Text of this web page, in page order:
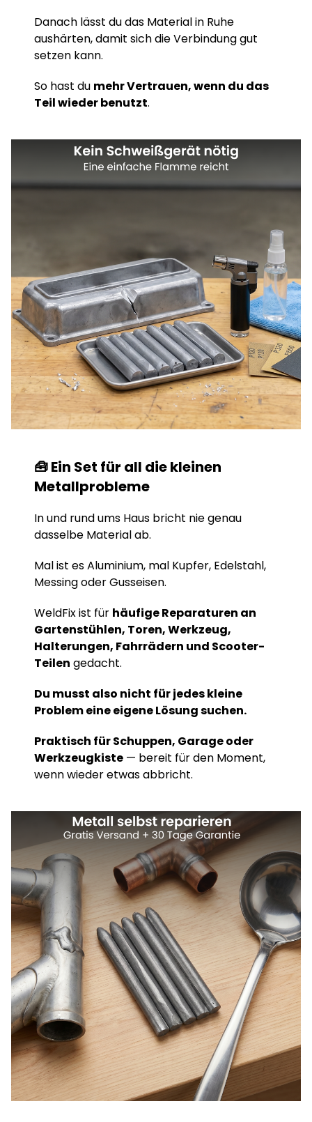
Danach lässt du das Material in Ruhe
aushärten, damit sich die Verbindung gut
setzen kann.
So hast du mehr Vertrauen, wenn du das
Teil wieder benutzt.
🧰 Ein Set für all die kleinen
Metallprobleme
In und rund ums Haus bricht nie genau
dasselbe Material ab.
Mal ist es Aluminium, mal Kupfer, Edelstahl,
Messing oder Gusseisen.
WeldFix ist für häufige Reparaturen an
Gartenstühlen, Toren, Werkzeug,
Halterungen, Fahrrädern und Scooter-
Teilen gedacht.
Du musst also nicht für jedes kleine
Problem eine eigene Lösung suchen.
Praktisch für Schuppen, Garage oder
Werkzeugkiste — bereit für den Moment,
wenn wieder etwas abbricht.